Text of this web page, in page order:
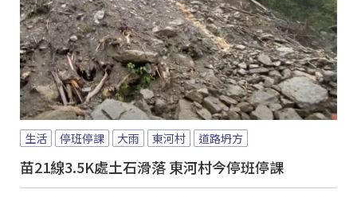
生活 停班停課 大雨 東河村 道路坍方
苗21線3.5K處土石滑落 東河村今停班停課